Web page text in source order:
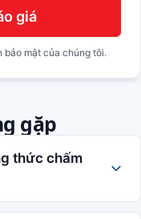
giá
bảo mật của chúng tôi.
gặp
thức chấm